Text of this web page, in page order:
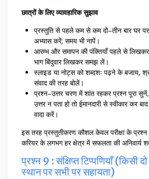
छात्रों के लिए व्यावहारिक सुझाव
प्रस्तुति से पहले कम से कम दो–तीन बार घर पर
अभ्यास करें; समय भी नापें।
आरम्भ और समापन की पंक्तियाँ पहले से
भाग बिंदुवार लिखकर समझ लें।
स्लाइड या नोट्स को शब्दशः पढ़ने के बजाय,
संवाद की तरह बोलें।
प्रश्न–उत्तर चरण में शांत रहकर प्रश्न पूरा
उत्तर न पता हो तो ईमानदारी से स्वीकार कर
वादा करें।
इस तरह प्रस्तुतीकरण कौशल केवल परीक्षा के प्रश्न
करियर के लगभग हर क्षेत्र में सफलता की अनिवार्य
प्रश्न 9 : संक्षिप्त टिप्पणियाँ (किसी
स्थान पर सभी पर सहायता)